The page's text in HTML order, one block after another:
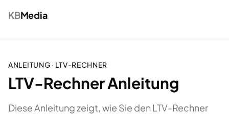
KBMedia
ANLEITUNG · LTV-RECHNER
LTV-Rechner Anleitung
Diese Anleitung zeigt, wie Sie den LTV-Rechner